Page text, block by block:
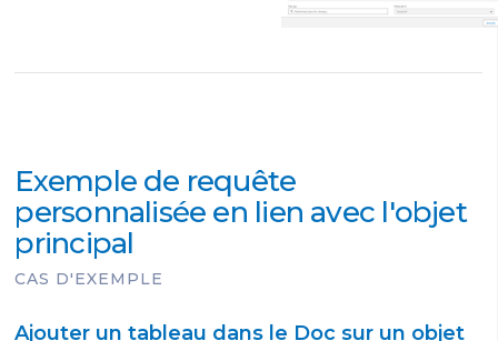
Exemple de requête
personnalisée en lien avec l'objet
principal
CAS D'EXEMPLE
Ajouter un tableau dans le Doc sur un objet